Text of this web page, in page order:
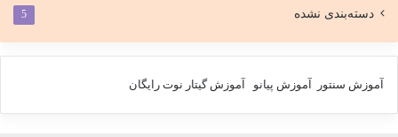
دسته‌بندی نشده 5
آموزش سنتور آموزش پیانو آموزش گیتار نوت رایگان